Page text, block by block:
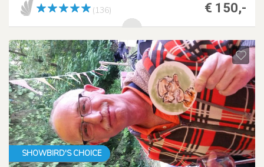
€ 150,-
(136)
SHOWBIRD'S CHOICE